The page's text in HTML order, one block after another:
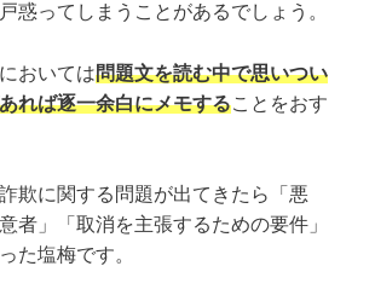
惑ってしまうことがあるでしょう。
おいては問題文を読む中で思いつい
れば逐一余白にメモすることをおす
欺に関する問題が出てきたら「悪
者」「取消を主張するための要件」
た塩梅です。